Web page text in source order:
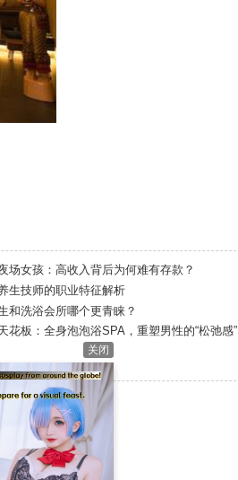
关闭
场女孩：高收入背后为何难有存款？
生技师的职业特征解析
和洗浴会所哪个更青睐？
花板：全身泡泡浴SPA，重塑男性的“松弛感”